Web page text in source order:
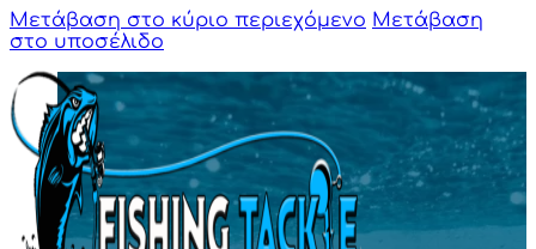
Μετάβαση στο κύριο περιεχόμενο Μετάβαση
στο υποσέλιδο